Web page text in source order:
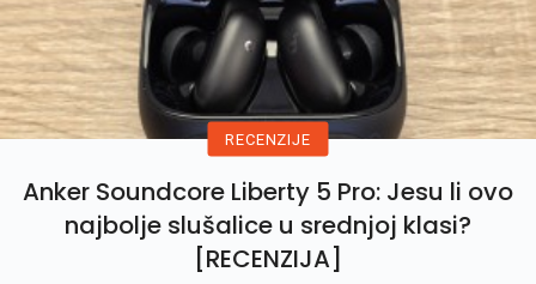
RECENZIJE
Anker Soundcore Liberty 5 Pro: Jesu li ovo
najbolje slušalice u srednjoj klasi?
[RECENZIJA]